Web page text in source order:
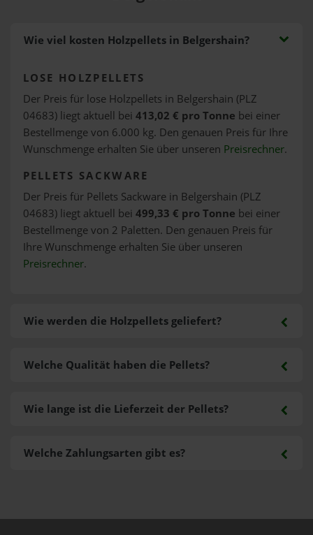
Wie viel kosten Holzpellets in Belgershain?
LOSE HOLZPELLETS
Der Preis für lose Holzpellets in Belgershain (PLZ
04683) liegt aktuell bei 413,02 € pro Tonne bei einer
Bestellmenge von 6.000 kg. Den genauen Preis für Ihre
Wunschmenge erhalten Sie über unseren Preisrechner.
PELLETS SACKWARE
Der Preis für Pellets Sackware in Belgershain (PLZ
04683) liegt aktuell bei 499,33 € pro Tonne bei einer
Bestellmenge von 2 Paletten. Den genauen Preis für
Ihre Wunschmenge erhalten Sie über unseren
Preisrechner.
Wie werden die Holzpellets geliefert?
Welche Zahlungsarten gibt es?
Welche Qualität haben die Pellets?
Wie lange ist die Lieferzeit der Pellets?